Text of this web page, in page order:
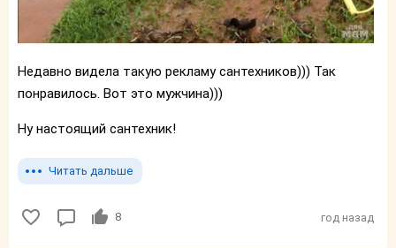
Недавно видела такую рекламу сантехников))) Так
понравилось. Вот это мужчина)))
Ну настоящий сантехник!
Читать дальше
8 год назад